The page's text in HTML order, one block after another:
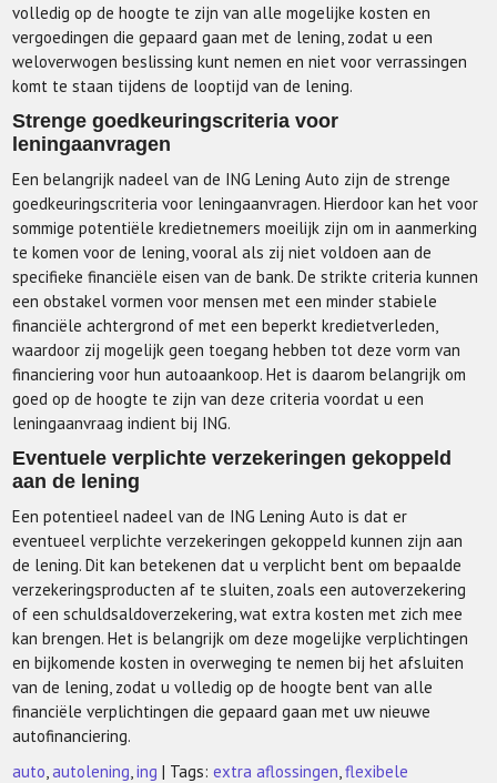
volledig op de hoogte te zijn van alle mogelijke kosten en
vergoedingen die gepaard gaan met de lening, zodat u een
weloverwogen beslissing kunt nemen en niet voor verrassingen
komt te staan tijdens de looptijd van de lening.
Strenge goedkeuringscriteria voor
leningaanvragen
Een belangrijk nadeel van de ING Lening Auto zijn de strenge
goedkeuringscriteria voor leningaanvragen. Hierdoor kan het voor
sommige potentiële kredietnemers moeilijk zijn om in aanmerking
te komen voor de lening, vooral als zij niet voldoen aan de
specifieke financiële eisen van de bank. De strikte criteria kunnen
een obstakel vormen voor mensen met een minder stabiele
financiële achtergrond of met een beperkt kredietverleden,
waardoor zij mogelijk geen toegang hebben tot deze vorm van
financiering voor hun autoaankoop. Het is daarom belangrijk om
goed op de hoogte te zijn van deze criteria voordat u een
leningaanvraag indient bij ING.
Eventuele verplichte verzekeringen gekoppeld
aan de lening
Een potentieel nadeel van de ING Lening Auto is dat er
eventueel verplichte verzekeringen gekoppeld kunnen zijn aan
de lening. Dit kan betekenen dat u verplicht bent om bepaalde
verzekeringsproducten af te sluiten, zoals een autoverzekering
of een schuldsaldoverzekering, wat extra kosten met zich mee
kan brengen. Het is belangrijk om deze mogelijke verplichtingen
en bijkomende kosten in overweging te nemen bij het afsluiten
van de lening, zodat u volledig op de hoogte bent van alle
financiële verplichtingen die gepaard gaan met uw nieuwe
autofinanciering.
auto,autolening,ing | Tags:extra aflossingen,flexibele